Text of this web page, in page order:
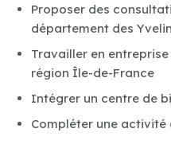
Proposer des
département des
Travailler en
région Île-de-France
Intégrer un centre de
Compléter une